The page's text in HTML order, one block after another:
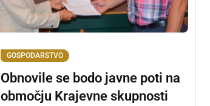
GOSPODARSTVO
Obnovile se bodo javne poti na
območju Krajevne skupnosti